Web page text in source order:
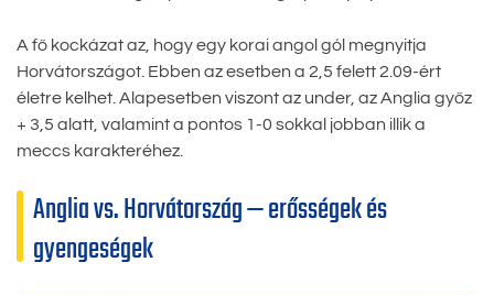
A fő kockázat az, hogy egy korai angol gól megnyitja
Horvátországot. Ebben az esetben a 2,5 felett 2.09-ért
életre kelhet. Alapesetben viszont az under, az Anglia győz
+ 3,5 alatt, valamint a pontos 1-0 sokkal jobban illik a
meccs karakteréhez.
Anglia vs. Horvátország — erősségek és
gyengeségek